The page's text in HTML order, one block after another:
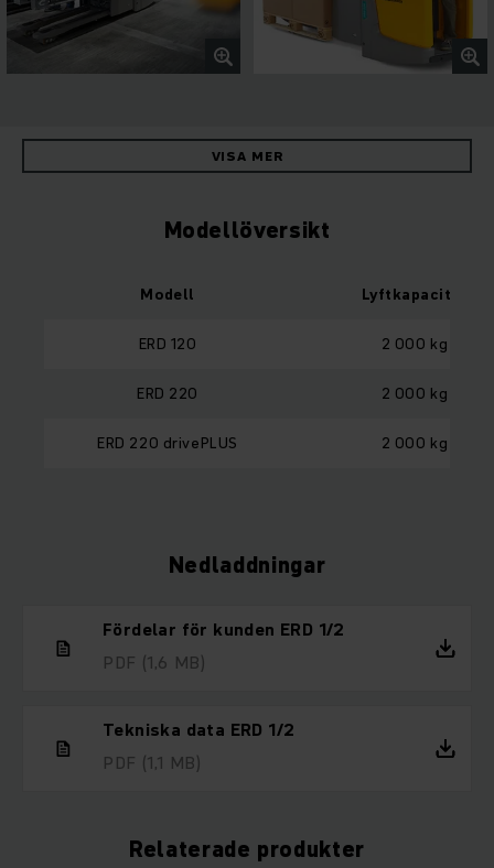
VISA MER
Modellöversikt
Modell Lyftkapacitet
ERD 120 2 000 kg
ERD 220 2 000 kg
ERD 220 drivePLUS 2 000 kg
Nedladdningar
Fördelar för kunden ERD 1/2
PDF (1,6 MB)
Tekniska data ERD 1/2
PDF (1,1 MB)
Relaterade produkter